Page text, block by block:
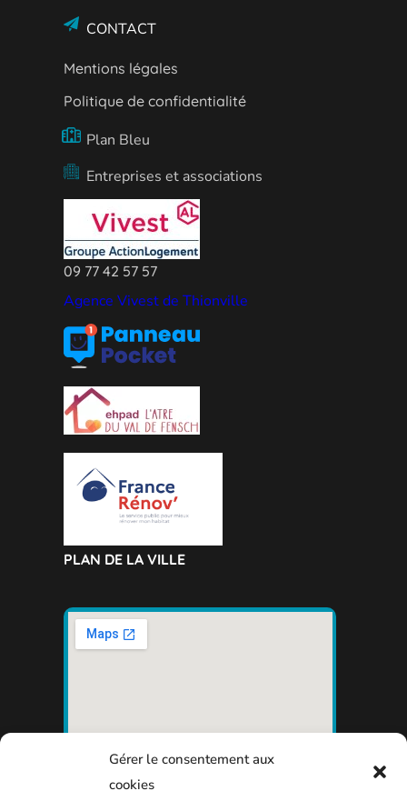
Gérer le consentement aux
cookies
CONTACT
Mentions légales
Politique de confidentialité
Plan Bleu
Entreprises et associations
09 77 42 57 57
Agence Vivest de Thionville
PLAN DE LA VILLE